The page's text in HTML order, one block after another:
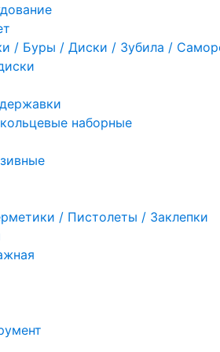
/ Буры / Диски / Зубила /
наборные
/ Пистолеты / Заклепки